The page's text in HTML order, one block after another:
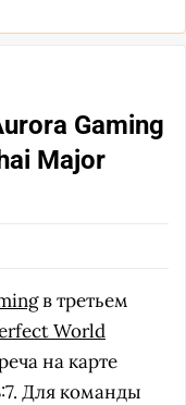
Gaming
Major
в третьем
World
на карте
Для команды